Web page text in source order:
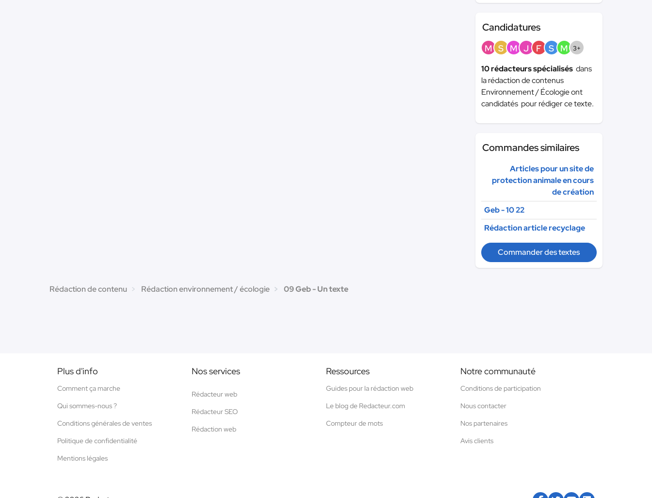
Candidatures
M S M J F S M 3+
10 rédacteurs spécialisés dans
la rédaction de contenus
Environnement / Écologie ont
candidatés pour rédiger ce texte.
Commandes similaires
Articles pour un site de
protection animale en cours
de création
Geb - 10 22
Rédaction article recyclage
Commander des textes
Rédaction de contenu Rédaction environnement / écologie 09 Geb - Un texte
Plus d'info
Comment ça marche
Qui sommes-nous ?
Conditions générales de ventes
Politique de confidentialité
Mentions légales
Nos services
Rédacteur web
Rédacteur SEO
Rédaction web
Ressources
Guides pour la rédaction web
Le blog de Redacteur.com
Compteur de mots
Notre communauté
Conditions de participation
Nous contacter
Nos partenaires
Avis clients